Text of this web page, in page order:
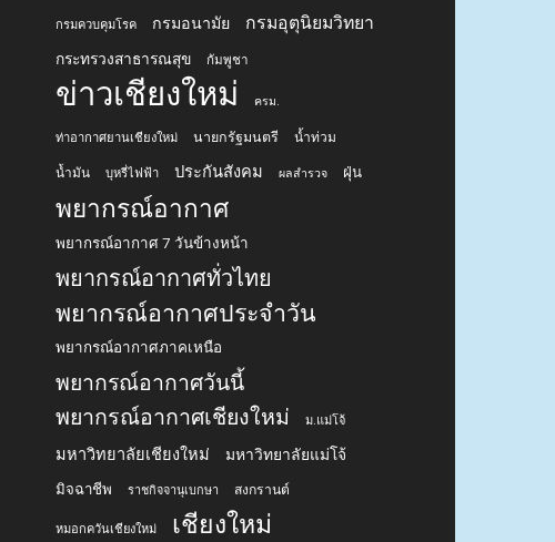
กรมควบคุมโรค กรมอนามัย กรมอุตุนิยมวิทยา
กระทรวงสาธารณสุข กัมพูชา
ข่าวเชียงใหม่ ครม.
ท่าอากาศยานเชียงใหม่ นายกรัฐมนตรี น้ำท่วม
น้ำมัน บุหรี่ไฟฟ้า ประกันสังคม ผลสำรวจ ฝุ่น
พยากรณ์อากาศ
พยากรณ์อากาศ 7 วันข้างหน้า
พยากรณ์อากาศทั่วไทย
พยากรณ์อากาศประจำวัน
พยากรณ์อากาศภาคเหนือ
พยากรณ์อากาศวันนี้
พยากรณ์อากาศเชียงใหม่
ม.แม่โจ้
มหาวิทยาลัยเชียงใหม่ มหาวิทยาลัยแม่โจ้
มิจฉาชีพ ราชกิจจานุเบกษา สงกรานต์
หมอกควันเชียงใหม่ เชียงใหม่